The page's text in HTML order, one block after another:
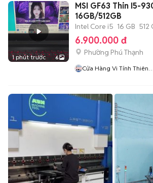
1 phút trước 6
MSI GF63 Thin I5-
16GB/512GB
Intel Core i5 16 GB 512
6.900.000 đ
Phường Phú Thạnh
Cửa Hàng Vi Tính Thiên